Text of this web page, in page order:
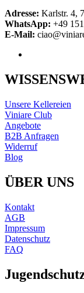
Adresse: Karlstr. 4,
WhatsApp: +49
E-Mail:
Unsere Kellereien
Viniare Club
Angebote
B2B Anfragen
Widerruf
Blog
ÜBER UNS
Kontakt
AGB
Impressum
Datenschutz
FAQ